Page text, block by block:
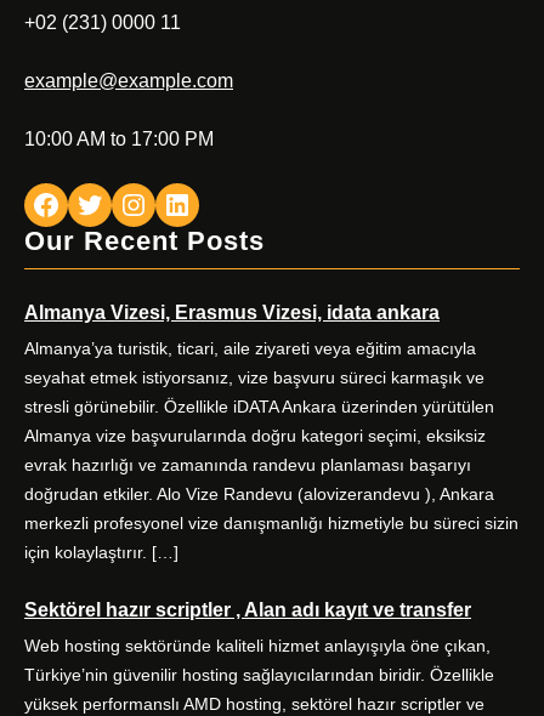
+02 (231) 0000 11
example@example.com
10:00 AM to 17:00 PM
Facebook Twitter Instagram LinkedIn
Our Recent Posts
Almanya Vizesi, Erasmus Vizesi, idata ankara
Almanya’ya turistik, ticari, aile ziyareti veya eğitim amacıyla
seyahat etmek istiyorsanız, vize başvuru süreci karmaşık ve
stresli görünebilir. Özellikle iDATA Ankara üzerinden yürütülen
Almanya vize başvurularında doğru kategori seçimi, eksiksiz
evrak hazırlığı ve zamanında randevu planlaması başarıyı
doğrudan etkiler. Alo Vize Randevu (alovizerandevu ), Ankara
merkezli profesyonel vize danışmanlığı hizmetiyle bu süreci sizin
için kolaylaştırır. […]
Sektörel hazır scriptler , Alan adı kayıt ve transfer
Web hosting sektöründe kaliteli hizmet anlayışıyla öne çıkan,
Türkiye’nin güvenilir hosting sağlayıcılarından biridir. Özellikle
yüksek performanslı AMD hosting, sektörel hazır scriptler ve